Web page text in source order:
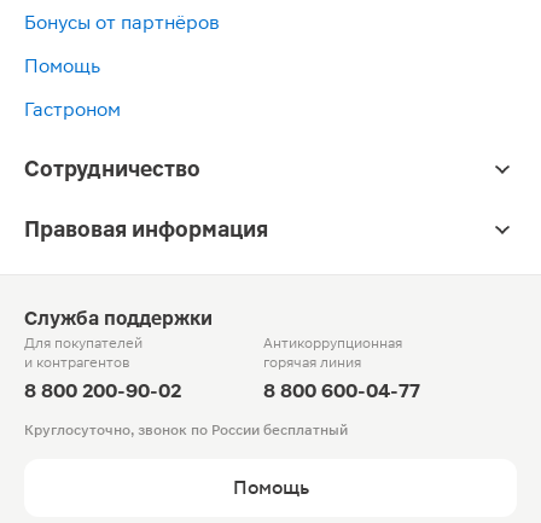
Бонусы от партнёров
Помощь
Гастроном
Сотрудничество
Правовая информация
Служба поддержки
Для покупателей
и контрагентов
8 800 200-90-02
Антикоррупционная
горячая линия
8 800 600-04-77
Круглосуточно, звонок по России бесплатный
Помощь